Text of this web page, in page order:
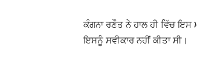
ਕੰਗਨਾ ਰਣੌਤ ਨੇ ਹਾਲ ਹੀ ਵਿੱਚ
ਇਸਨੂੰ ਸਵੀਕਾਰ ਨਹੀਂ ਕੀਤਾ ਸੀ।